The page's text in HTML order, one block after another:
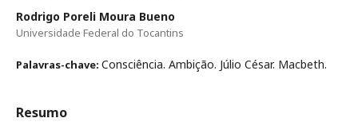
Rodrigo Poreli Moura Bueno
Universidade Federal do Tocantins
Palavras-chave: Consciência. Ambição. Júlio César. Macbeth.
Resumo